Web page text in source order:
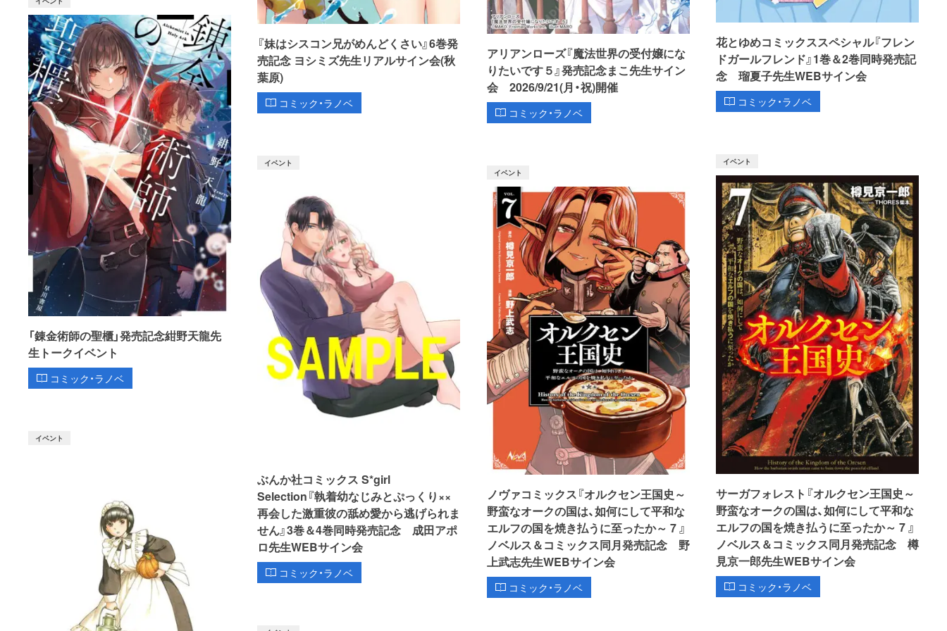
『妹はシスコン兄がめんどくさい』6巻発
売記念 ヨシミズ先生リアルサイン会(秋
葉原)
コミック・ラノベ
アリアンローズ『魔法世界の受付嬢にな
りたいです５』発売記念まこ先生サイン
会 2026/9/21(月・祝)開催
コミック・ラノベ
花とゆめコミックススペシャル『フレン
ドガールフレンド』1巻＆2巻同時発売記
念 瑠夏子先生WEBサイン会
コミック・ラノベ
「錬金術師の聖櫃」発売記念紺野天龍先
生トークイベント
コミック・ラノベ
イベント
ぶんか社コミックス S*girl
Selection『執着幼なじみとぷっくり××
再会した激重彼の舐め愛から逃げられま
せん』3巻＆4巻同時発売記念 成田アポ
ロ先生WEBサイン会
コミック・ラノベ
イベント
ノヴァコミックス『オルクセン王国史～
野蛮なオークの国は、如何にして平和な
エルフの国を焼き払うに至ったか～ 7 』
ノベルス＆コミックス同月発売記念 野
上武志先生WEBサイン会
コミック・ラノベ
イベント
サーガフォレスト『オルクセン王国史～
野蛮なオークの国は、如何にして平和な
エルフの国を焼き払うに至ったか～ 7 』
ノベルス＆コミックス同月発売記念 樽
見京一郎先生WEBサイン会
コミック・ラノベ
イベント